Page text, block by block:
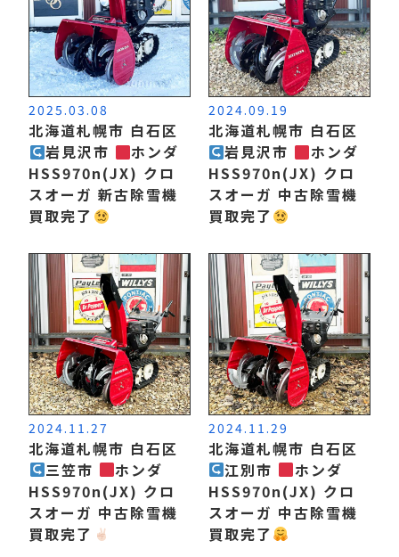
2025.03.08
北海道札幌市 白石区
岩見沢市
ホンダ
HSS970n(JX) クロ
スオーガ 新古除雪機
買取完了
2024.09.19
北海道札幌市 白石区
岩見沢市
ホンダ
HSS970n(JX) クロ
スオーガ 中古除雪機
買取完了
2024.11.27
北海道札幌市 白石区
三笠市
ホンダ
HSS970n(JX) クロ
スオーガ 中古除雪機
買取完了
2024.11.29
北海道札幌市 白石区
江別市
ホンダ
HSS970n(JX) クロ
スオーガ 中古除雪機
買取完了